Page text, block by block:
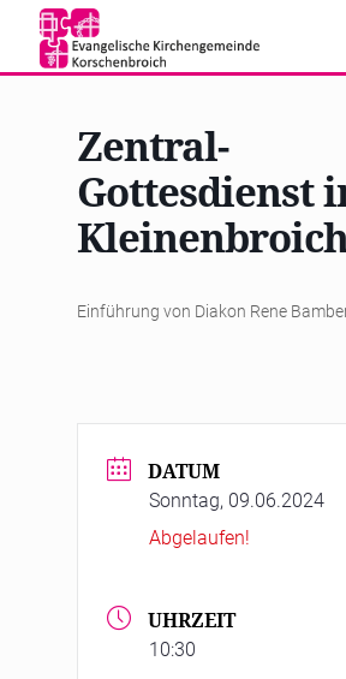
Zentral-
Gottesdienst
Einführung von Diakon Rene
DATUM
Sonntag, 09.06.2024
Abgelaufen!
UHRZEIT
10:30